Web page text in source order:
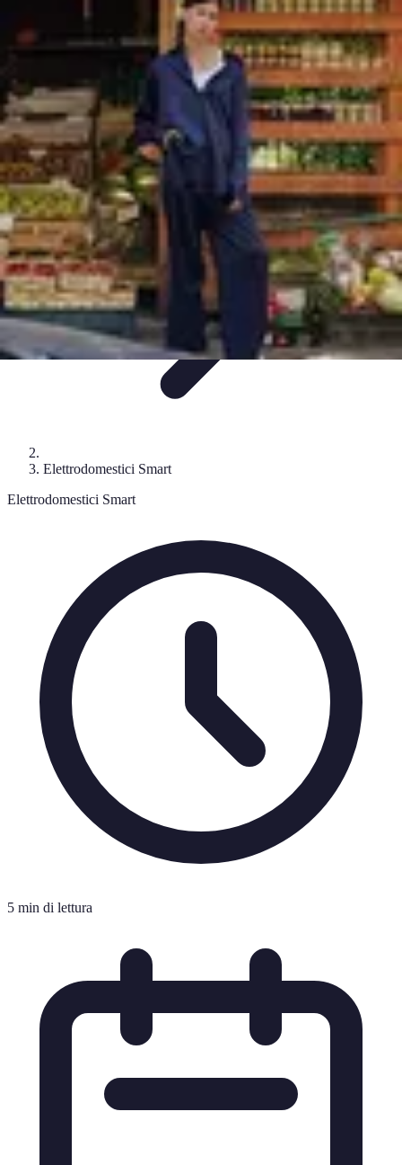
Electro Shopping
Smartphone e Accessori
Elettrodomestici
Sostenibili ElettrodomesticiAspirapolvereTendenze
Electro Shopping
Elettrodomestici Smart
Elettrodomestici Smart
5 min di lettura